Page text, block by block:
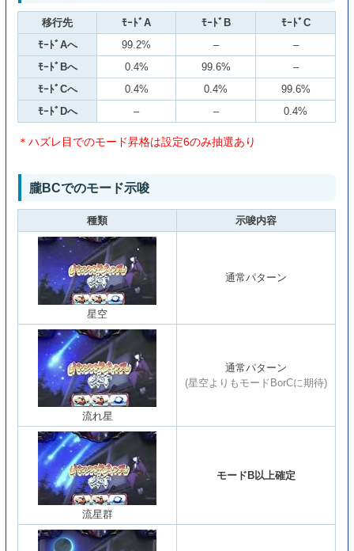
移行先 ﾓｰﾄﾞA ﾓｰﾄﾞB
ﾓｰﾄﾞC
ﾓｰﾄﾞAへ
99.2% –
–
ﾓｰﾄﾞBへ
0.4% 99.6%
–
ﾓｰﾄﾞCへ
0.4% 0.4%
99.6%
ﾓｰﾄﾞDへ
– – 0.4%
＊ハズレ目でのモード昇格は設定6のみ抽選あり
朧BCでのモード示唆
種類 示唆内容
星空
通常パターン
流れ星
通常パターン
(星空よりもモードBorCに期待)
流星群
モードB以上確定